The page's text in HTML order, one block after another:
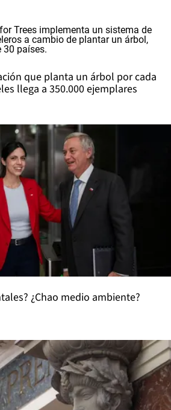
que planta un árbol por cada
llega a 350.000 ejemplares
¿Chao medio ambiente?